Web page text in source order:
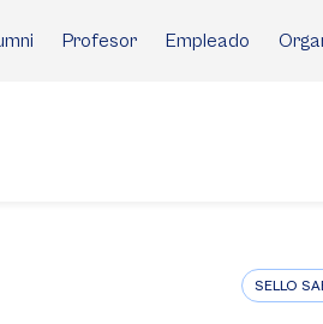
Profesor Empleado
SELLO